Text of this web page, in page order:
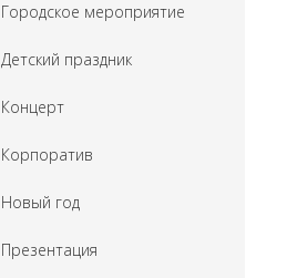
Городское мероприятие
Детский праздник
Концерт
Корпоратив
Новый год
Презентация